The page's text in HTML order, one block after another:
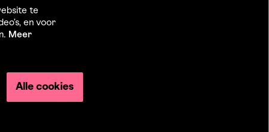
te
en voor
Meer
Alle cookies